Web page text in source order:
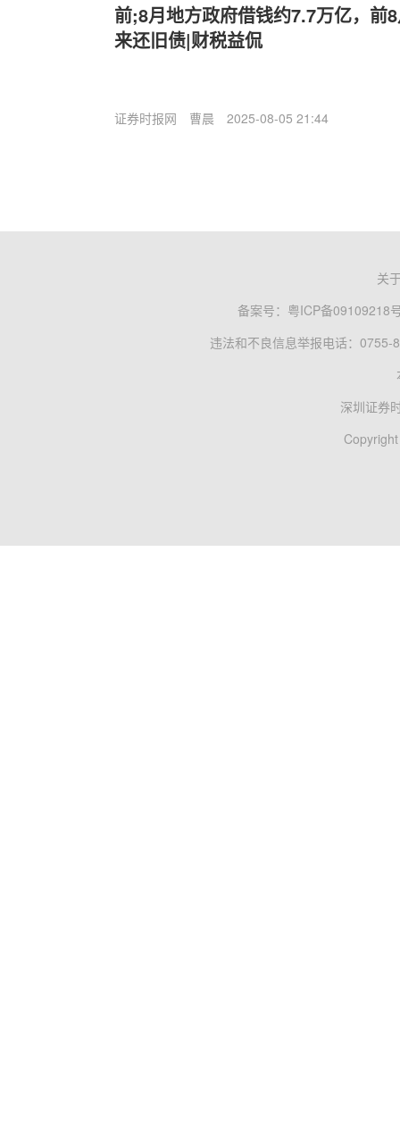
前;8月地方政府借钱约7.7万亿，前
来还旧债|财税益侃
证券时报网 曹晨 2025-08-05 21:44
关
备案号： 粤ICP备09109218
违法和不良信息举报电话：0755-
深圳证券